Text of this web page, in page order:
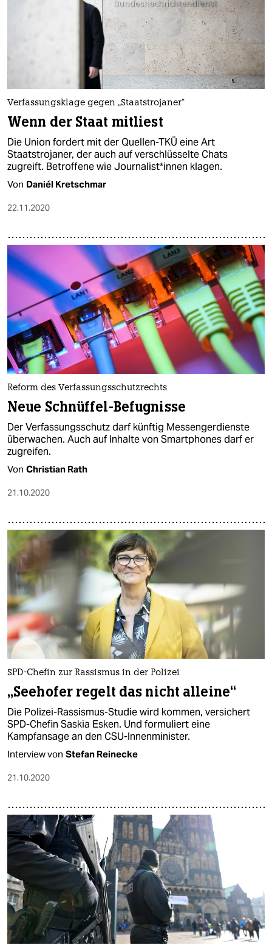
Verfassungsklage gegen „Staatstrojaner“
Wenn der Staat mitliest
Die Union fordert mit der Quellen-TKÜ eine Art
Staatstrojaner, der auch auf verschlüsselte Chats
zugreift. Betroffene wie Journalist*innen klagen.
Von Daniél Kretschmar
22.11.2020
Reform des Verfassungsschutzrechts
Neue Schnüffel-Befugnisse
Der Verfassungsschutz darf künftig Messengerdienste
überwachen. Auch auf Inhalte von Smartphones darf er
zugreifen.
Von Christian Rath
21.10.2020
SPD-Chefin zur Rassismus in der Polizei
„Seehofer regelt das nicht alleine“
Die Polizei-Rassismus-Studie wird kommen, versichert
SPD-Chefin Saskia Esken. Und formuliert eine
Kampfansage an den CSU-Innenminister.
Interview von Stefan Reinecke
21.10.2020